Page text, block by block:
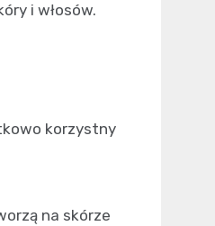
i włosów.
korzystny
na skórze